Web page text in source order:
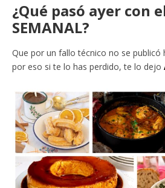
¿Qué pasó ayer con
SEMANAL?
Que por un fallo técnico no se publicó
por eso si te lo has perdido, te lo dejo